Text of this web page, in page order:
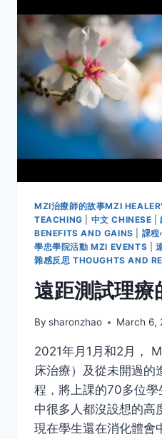
程
治
療
實
習
班
簡
報
MZI治療師的故事MZI
TEACHING
中文 CHINESE |
BENEFITS AND GAINS
課
學忠學院活動 MZI EVENTS
雜感反思 THOUGHTS AND
遠距測試理療
By sharonzhao March 6,
2021年月1月和2月，
床治療）及從未開過的
程，將上課的70多位
中很多人都沒設想的高
現在學生還在消化體會